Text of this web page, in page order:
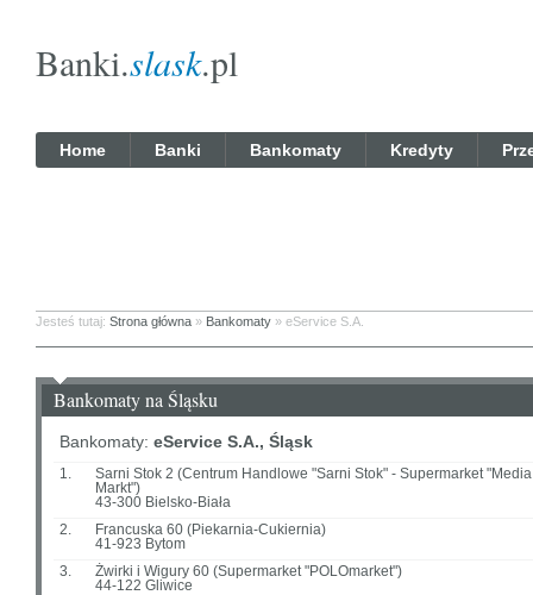
Banki.slask.pl
Home Banki Bankomaty Kredyty
Jesteś tutaj: Strona główna » Bankomaty » eService S.A.
Bankomaty na Śląsku
Bankomaty: eService S.A., Śląsk
1.
Sarni Stok 2 (Centrum Handlowe "Sarni Stok" - Supermarket "Media
Markt")
43-300 Bielsko-Biała
2.
Francuska 60 (Piekarnia-Cukiernia)
41-923 Bytom
3.
Żwirki i Wigury 60 (Supermarket "POLOmarket")
44-122 Gliwice